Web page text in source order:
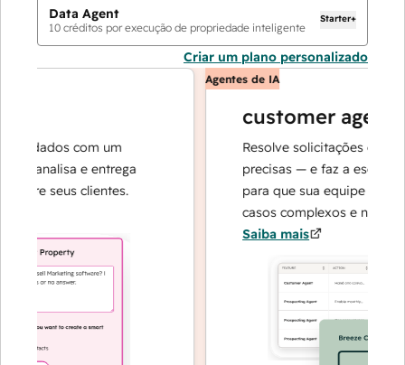
Data Agent
10 créditos por execução de propriedade inteligente
Starter+
Criar um plano personalizado
dados com um
analisa e entrega
seus clientes.
Agentes de IA
customer agent
Resolve solicitações com
precisas — e faz a escalada
para que sua equipe possa se
casos complexos e na
Saiba mais